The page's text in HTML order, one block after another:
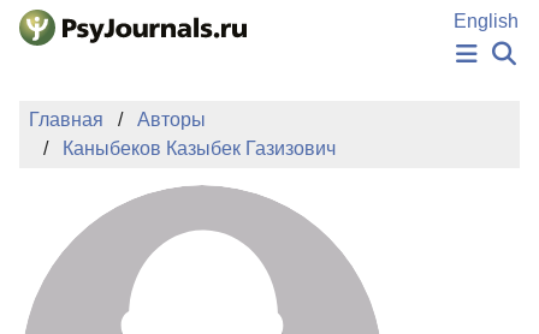
Перейти к основному содержанию
English
ИЗДАНИЯ
ПОДАТЬ РУКОПИСЬ
БАЗА ЗНАНИЙ
КЛЮЧЕВЫЕ СЛОВА
Регистрация
Главная
Авторы
Каныбеков Казыбек Газизович